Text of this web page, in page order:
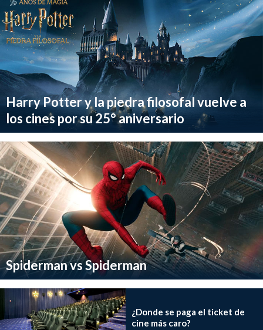
Harry Potter y la piedra filosofal vuelve a
los cines por su 25° aniversario
Spiderman vs Spiderman
¿Donde se paga el ticket de
cine más caro?